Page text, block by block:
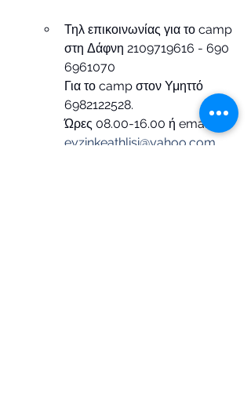
Τηλ επικοινωνίας για το camp
στη Δάφνη 2109719616 - 690
6961070
Για το camp στον Υμηττό
6982122528.
Ώρες 08.00-16.00 ή email
eyzinkeathlisi@yahoo.com